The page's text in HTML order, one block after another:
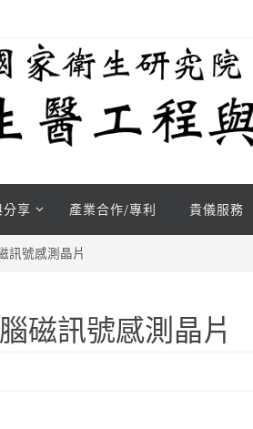
分享 產業合作/專利 貴儀服務
訊號感測晶片
磁訊號感測晶片